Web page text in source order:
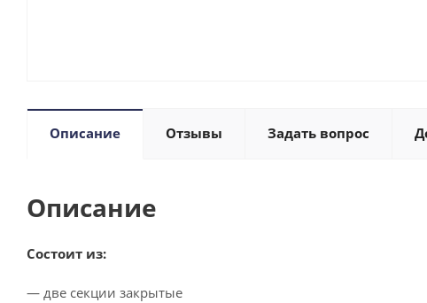
Описание Отзывы Задать вопрос
Описание
Состоит из:
— две секции закрытые